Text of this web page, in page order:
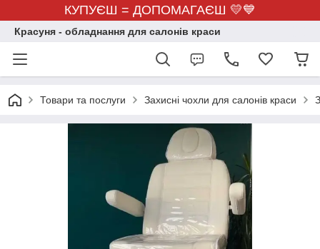
КУПУЄШ = ДОПОМАГАЄШ 💛💙
Красуня - обладнання для салонів краси
Товари та послуги Захисні чохли для салонів краси